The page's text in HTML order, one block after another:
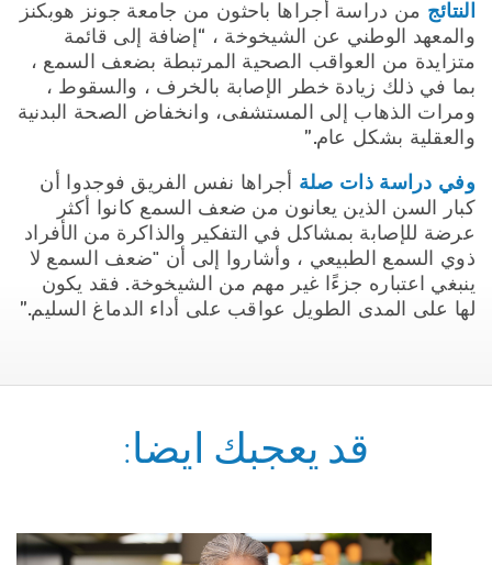
النتائج من دراسة أجراها باحثون من جامعة جونز هوبكنز
والمعهد الوطني عن الشيخوخة ، “إضافة إلى قائمة
متزايدة من العواقب الصحية المرتبطة بضعف السمع ،
بما في ذلك زيادة خطر الإصابة بالخرف ، والسقوط ،
ومرات الذهاب إلى المستشفى، وانخفاض الصحة البدنية
والعقلية بشكل عام.”
وفي دراسة ذات صلة أجراها نفس الفريق فوجدوا أن
كبار السن الذين يعانون من ضعف السمع كانوا أكثر
عرضة للإصابة بمشاكل في التفكير والذاكرة من الأفراد
ذوي السمع الطبيعي ، وأشاروا إلى أن "ضعف السمع لا
ينبغي اعتباره جزءًا غير مهم من الشيخوخة. فقد يكون
لها على المدى الطويل عواقب على أداء الدماغ السليم.”
قد يعجبك ايضا: